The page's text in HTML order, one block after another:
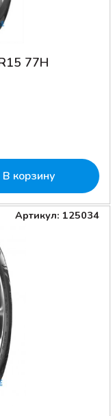
77H
В корзину
Артикул: 125034